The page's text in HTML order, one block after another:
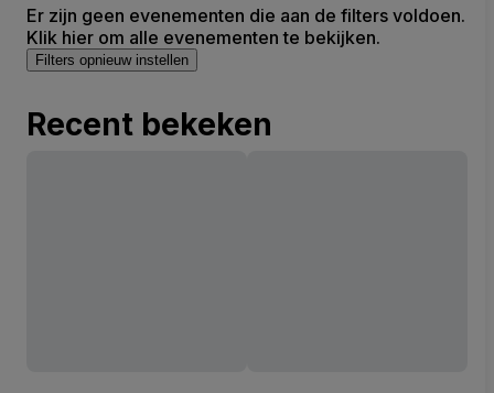
Er zijn geen evenementen die aan de filters voldoen.
Klik hier om alle evenementen te bekijken.
Filters opnieuw instellen
Recent bekeken